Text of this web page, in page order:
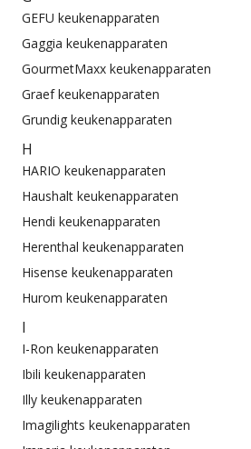
GEFU keukenapparaten
Gaggia keukenapparaten
GourmetMaxx keukenapparaten
Graef keukenapparaten
Grundig keukenapparaten
H
HARIO keukenapparaten
Haushalt keukenapparaten
Hendi keukenapparaten
Herenthal keukenapparaten
Hisense keukenapparaten
Hurom keukenapparaten
I
I-Ron keukenapparaten
Ibili keukenapparaten
Illy keukenapparaten
Imagilights keukenapparaten